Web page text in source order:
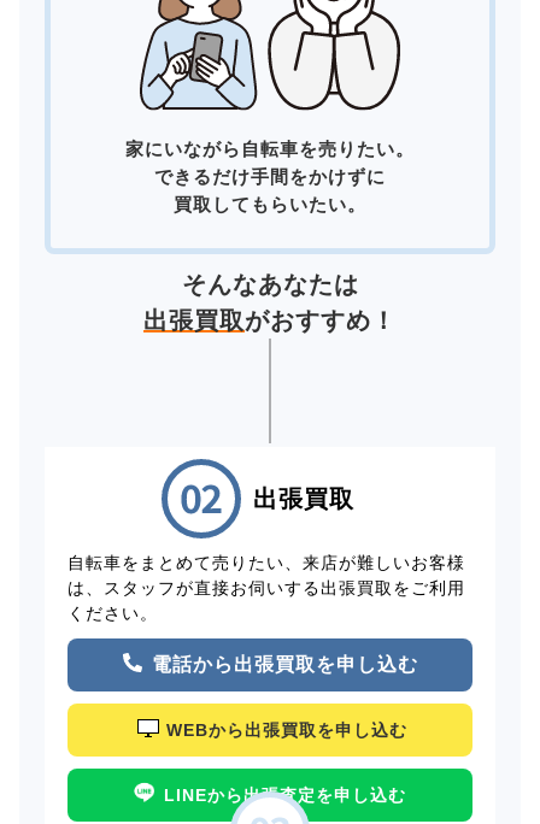
家にいながら自転車を売りたい。
できるだけ手間をかけずに
買取してもらいたい。
そんなあなたは
出張買取がおすすめ！
出張買取
自転車をまとめて売りたい、来店が難しいお客様
は、スタッフが直接お伺いする出張買取をご利用
ください。
電話から出張買取を申し込む
WEBから出張買取を申し込む
LINEから出張査定を申し込む